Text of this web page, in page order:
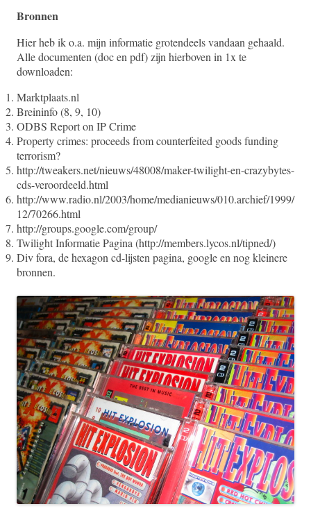
Bronnen
Hier heb ik o.a. mijn informatie grotendeels vandaan gehaald.
Alle documenten (doc en pdf) zijn hierboven in 1x te
downloaden:
Marktplaats.nl
Breininfo (8, 9, 10)
ODBS Report on IP Crime
Property crimes: proceeds from counterfeited goods funding
terrorism?
http://tweakers.net/nieuws/48008/maker-twilight-en-crazybytes-
cds-veroordeeld.html
http://www.radio.nl/2003/home/medianieuws/010.archief/1999/
12/70266.html
http://groups.google.com/group/
Twilight Informatie Pagina (http://members.lycos.nl/tipned/)
Div fora, de hexagon cd-lijsten pagina, google en nog kleinere
bronnen.